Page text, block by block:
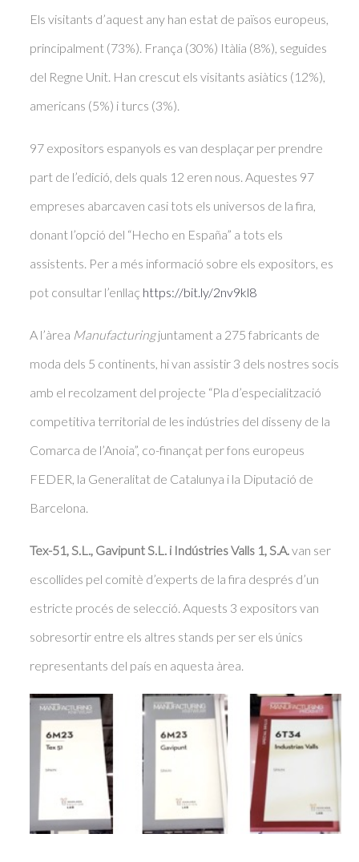
Els visitants d’aquest any han estat de països europeus,
principalment (73%). França (30%) Itàlia (8%), seguides
del Regne Unit. Han crescut els visitants asiàtics (12%),
americans (5%) i turcs (3%).
97 expositors espanyols es van desplaçar per prendre
part de l’edició, dels quals 12 eren nous. Aquestes 97
empreses abarcaven casi tots els universos de la fira,
donant l’opció del “Hecho en España” a tots els
assistents. Per a més informació sobre els expositors, es
pot consultar l’enllaç https://bit.ly/2nv9kl8
A l’àrea Manufacturingjuntament a 275 fabricants de
moda dels 5 continents, hi van assistir 3 dels nostres socis
amb el recolzament del projecte “Pla d’especialització
competitiva territorial de les indústries del disseny de la
Comarca de l’Anoia”, co-finançat per fons europeus
FEDER, la Generalitat de Catalunya i la Diputació de
Barcelona.
Tex-51, S.L., Gavipunt S.L. i Indústries Valls 1, S.A.van ser
escollides pel comitè d’experts de la fira després d’un
estricte procés de selecció. Aquests 3 expositors van
sobresortir entre els altres stands per ser els únics
representants del país en aquesta àrea.